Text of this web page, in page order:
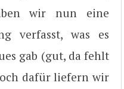
wir nun eine
verfasst, was es
gab (gut, da fehlt
dafür liefern wir